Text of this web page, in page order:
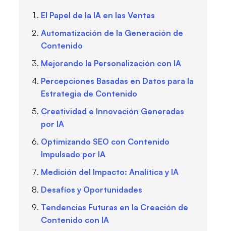
El Papel de la IA en las Ventas
Automatización de la Generación de
Contenido
Mejorando la Personalización con IA
Percepciones Basadas en Datos para la
Estrategia de Contenido
Creatividad e Innovación Generadas
por IA
Optimizando SEO con Contenido
Impulsado por IA
Medición del Impacto: Analítica y IA
Desafíos y Oportunidades
Tendencias Futuras en la Creación de
Contenido con IA